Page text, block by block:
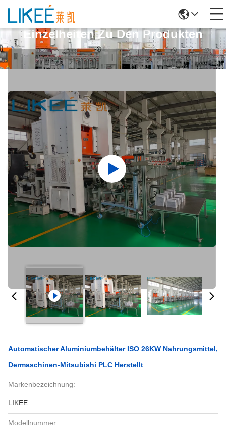
Einzelheiten Zu Den Produkten
Automatischer Aluminiumbehälter ISO 26KW Nahrungsmittel,
Dermaschinen-Mitsubishi PLC Herstellt
Markenbezeichnung:
LIKEE
Modellnummer: